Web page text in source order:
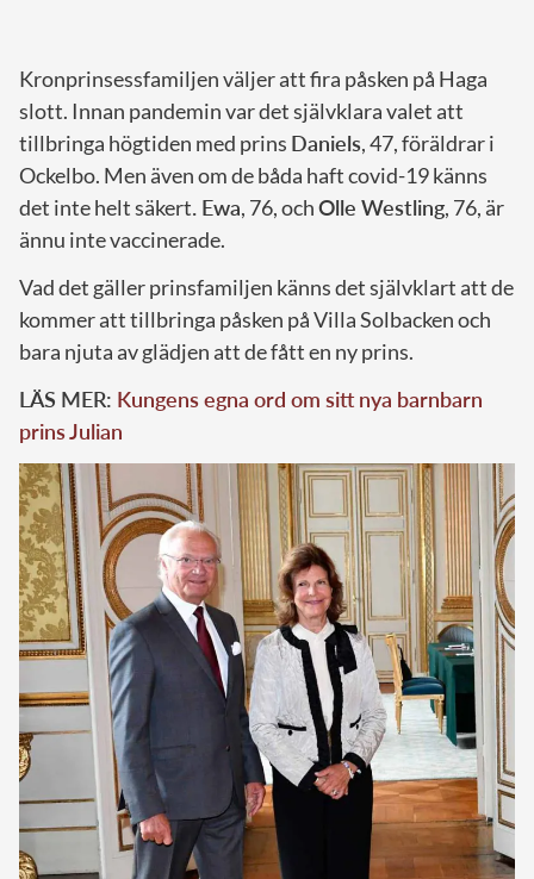
Kronprinsessfamiljen väljer att fira påsken på Haga
slott. Innan pandemin var det självklara valet att
tillbringa högtiden med prins Daniels, 47, föräldrar i
Ockelbo. Men även om de båda haft covid-19 känns
det inte helt säkert. Ewa, 76, ochOlle Westling, 76, är
ännu inte vaccinerade.
Vad det gäller prinsfamiljen känns det självklart att de
kommer att tillbringa påsken på Villa Solbacken och
bara njuta av glädjen att de fått en ny prins.
LÄS MER: Kungens egna ord om sitt nya barnbarn
prins Julian